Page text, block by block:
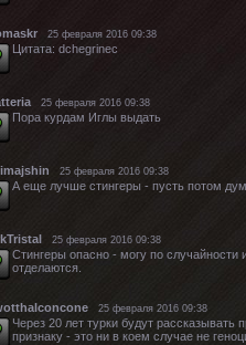
25 февраля 2016 09:38
Цитата: dchegrinec
25 февраля 2016 09:38
Пора курдам Иглы выдать
25 февраля 2016 09:38
А еще лучше стингеры - пусть потом
25 февраля 2016 09:38
Стингеры опасно - могу по
отделаются.
25 февраля 2016 09:38
Через 20 лет турки будут
признаку - это ни в коем случае не